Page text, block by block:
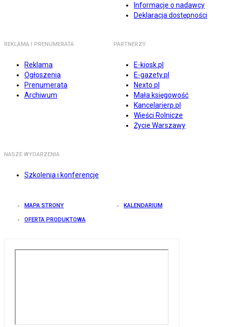
Informacje o nadawcy
Deklaracja dostępności
REKLAMA I PRENUMERATA
Reklama
Ogłoszenia
Prenumerata
Archiwum
PARTNERZY
E-kiosk.pl
E-gazety.pl
Nexto.pl
Mała księgowość
Kancelarierp.pl
Wieści Rolnicze
Życie Warszawy
NASZE WYDARZENIA
Szkolenia i konferencje
MAPA STRONY KALENDARIUM
OFERTA PRODUKTOWA